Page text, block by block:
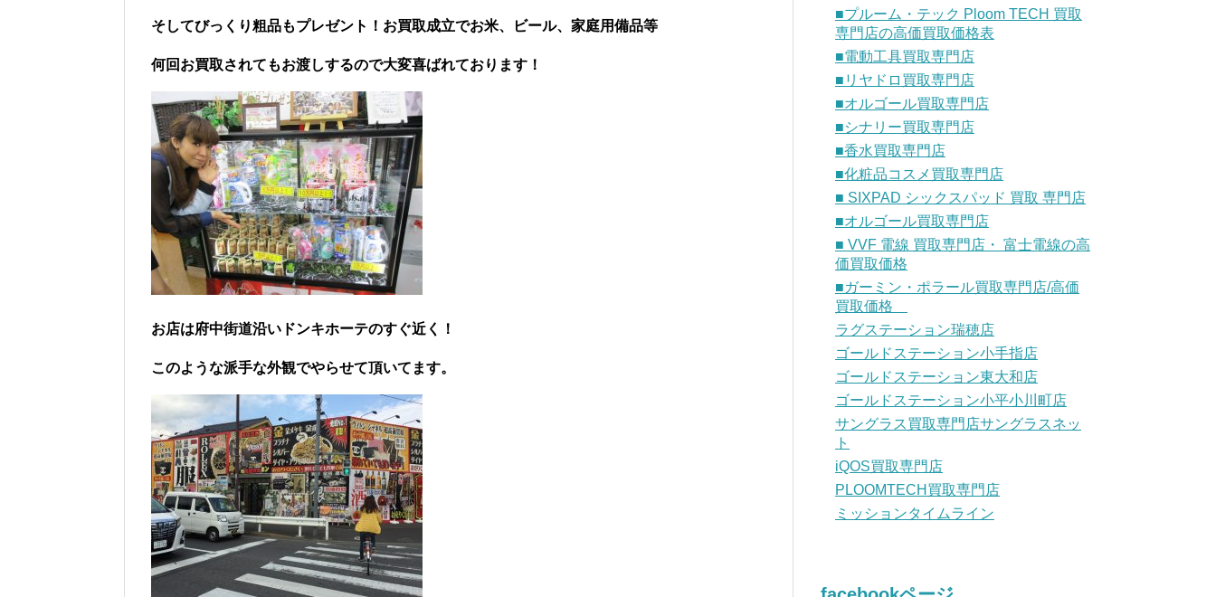
そしてびっくり粗品もプレゼント！お買取成立でお米、ビール、家庭用備品等
何回お買取されてもお渡しするので大変喜ばれております！
お店は府中街道沿いドンキホーテのすぐ近く！
このような派手な外観でやらせて頂いてます。
■プルーム・テック Ploom TECH 買取
専門店の高価買取価格表
■電動工具買取専門店
■リヤドロ買取専門店
■オルゴール買取専門店
■シナリー買取専門店
■香水買取専門店
■化粧品コスメ買取専門店
■ SIXPAD シックスパッド 買取 専門店
■オルゴール買取専門店
■ VVF 電線 買取専門店・ 富士電線の高
価買取価格
■ガーミン・ポラール買取専門店/高価
買取価格
ラグステーション瑞穂店
ゴールドステーション小手指店
ゴールドステーション東大和店
ゴールドステーション小平小川町店
サングラス買取専門店サングラスネッ
ト
iQOS買取専門店
PLOOMTECH買取専門店
ミッションタイムライン